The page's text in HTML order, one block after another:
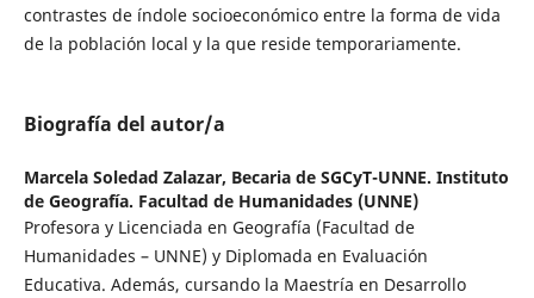
contrastes de índole socioeconómico entre la forma de vida
de la población local y la que reside temporariamente.
Biografía del autor/a
Marcela Soledad Zalazar, Becaria de SGCyT-UNNE. Instituto
de Geografía. Facultad de Humanidades (UNNE)
Profesora y Licenciada en Geografía (Facultad de
Humanidades – UNNE) y Diplomada en Evaluación
Educativa. Además, cursando la Maestría en Desarrollo